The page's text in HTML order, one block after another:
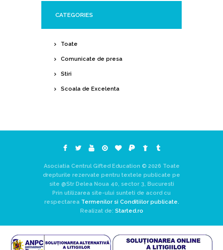
CATEGORIES
Toate
Comunicate de presa
Stiri
Scoala de Excelenta
Asociatia Centrul Gifted Education © 2026 Toate
drepturile rezervate pentru textele publicate pe
site @Str Delea Noua 40, sector 3, Bucuresti
Prin utilizarea site-ului sunteti de acord cu
respectarea Termenilor si Conditiilor publicate.
Realizat de: Started.ro